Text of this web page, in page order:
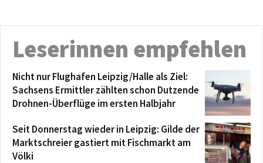
Leserinnen empfehlen
Nicht nur Flughafen Leipzig/Halle als Ziel:
Sachsens Ermittler zählten schon Dutzende
Drohnen-Überflüge im ersten Halbjahr
Seit Donnerstag wieder in Leipzig: Gilde der
Marktschreier gastiert mit Fischmarkt am
Völki